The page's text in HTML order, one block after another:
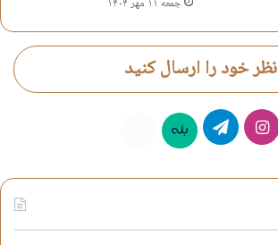
جمعه ۱۱ مهر ۱۴۰۴
نظر خود را ارسال کنید
اینستاگرامتلگرام بله